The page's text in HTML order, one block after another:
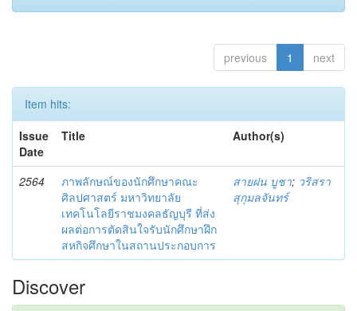
previous 1 next
Item hits:
Issue
Date
Title Author(s)
2564
ภาพลักษณ์ของนักศึกษาคณะ
ศิลปศาสตร์ มหาวิทยาลัย
เทคโนโลยีราชมงคลธัญบุรี ที่ส่ง
ผลต่อการตัดสินใจรับนักศึกษาฝึก
สหกิจศึกษาในสถานประกอบการ
สายฝน บูชา; วริสรา
สุกุมลจันทร์
Discover